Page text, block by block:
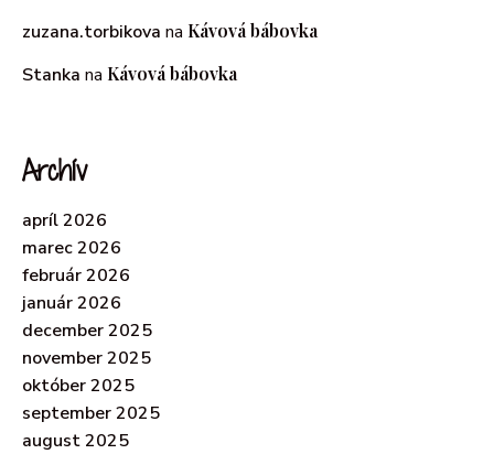
zuzana.torbikova na Kávová bábovka
Stanka na Kávová bábovka
Archív
apríl 2026
marec 2026
február 2026
január 2026
december 2025
november 2025
október 2025
september 2025
august 2025